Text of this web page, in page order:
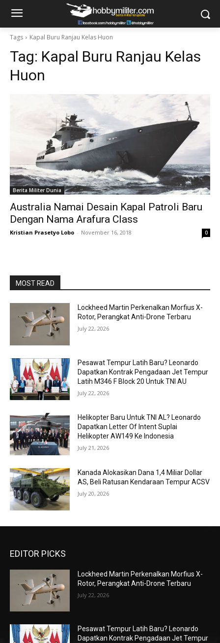
Tags Kapal Buru Ranjau Kelas Huon
Tag: Kapal Buru Ranjau Kelas
Huon
Berita Militer Dunia
Australia Namai Desain Kapal Patroli Baru
Dengan Nama Arafura Class
Kristian Prasetyo Lobo - November 16, 2018 0
MOST READ
Lockheed Martin Perkenalkan Morfius X-
Rotor, Perangkat Anti-Drone Terbaru
July 22, 2026
Pesawat Tempur Latih Baru? Leonardo
Dapatkan Kontrak Pengadaan Jet Tempur
Latih M346 F Block 20 Untuk TNI AU
July 22, 2026
Helikopter Baru Untuk TNI AL? Leonardo
Dapatkan Letter Of Intent Suplai
Helikopter AW149 Ke Indonesia
July 21, 2026
Kanada Alokasikan Dana 1,4 Miliar Dollar
AS, Beli Ratusan Kendaraan Tempur ACSV
July 20, 2026
EDITOR PICKS
Lockheed Martin Perkenalkan Morfius X-
Rotor, Perangkat Anti-Drone Terbaru
July 22, 2026
Pesawat Tempur Latih Baru? Leonardo
Dapatkan Kontrak Pengadaan Jet Tempur